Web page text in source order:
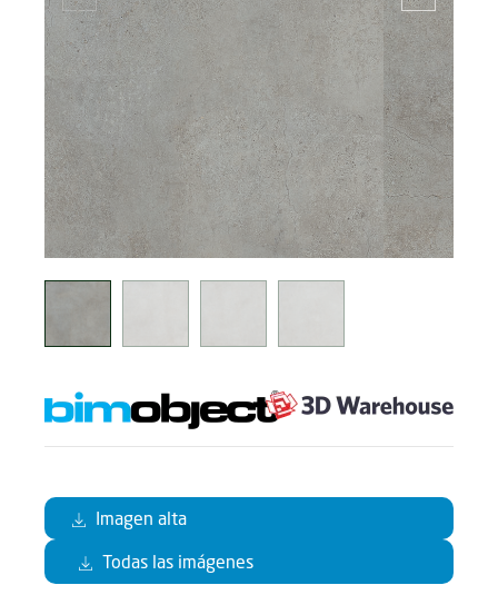
Imagen alta
Todas las imágenes